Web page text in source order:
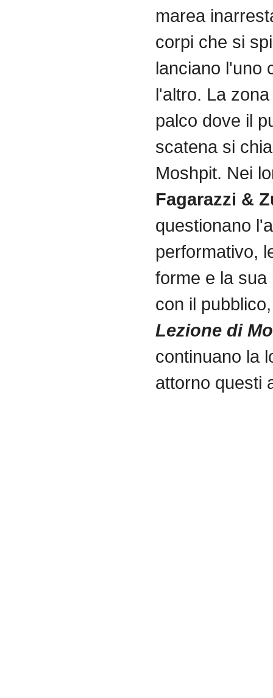
marea
corpi che si
lanciano l'uno
l'altro. La zona
palco dove il
scatena si
Moshpit. Nei
Fagarazzi &
questionano
performativo,
forme e la sua
con il pubblico
Lezione di
continuano la
attorno questi